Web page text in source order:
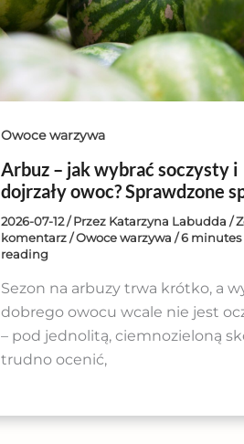
Owoce warzywa
Arbuz – jak wybrać soczysty i
dojrzały owoc? Sprawdzone
2026-07-12/ Przez Katarzyna Labudda /
komentarz /Owoce warzywa /6 minutes
reading
Sezon na arbuzy trwa krótko, a
dobrego owocu wcale nie jest
– pod jednolitą, ciemnozieloną
trudno ocenić,